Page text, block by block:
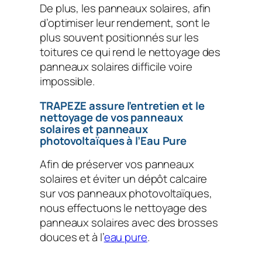
De plus, les panneaux solaires, afin
d’optimiser leur rendement, sont le
plus souvent positionnés sur les
toitures ce qui rend le nettoyage des
panneaux solaires difficile voire
impossible.
TRAPEZE assure l’entretien et le
nettoyage de vos panneaux
solaires et panneaux
photovoltaïques à l’Eau Pure
Afin de préserver vos panneaux
solaires et éviter un dépôt calcaire
sur vos panneaux photovoltaïques,
nous effectuons le nettoyage des
panneaux solaires avec des brosses
douces et à l’eau pure.